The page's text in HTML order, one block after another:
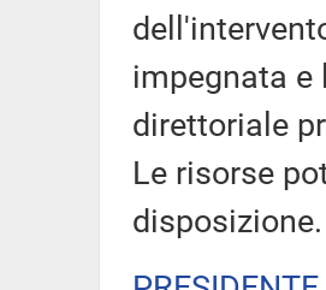
impegnata
direttoriale
Le risorse
disposizione.